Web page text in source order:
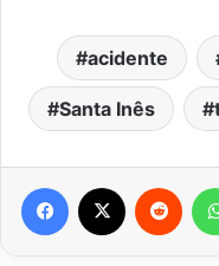
acidente
Santa Inês
Facebook